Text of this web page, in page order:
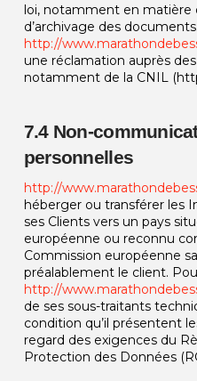
loi, notamment en matière
d’archivage des
http://
une réclamation auprès
notamment de la CNIL
7.4 Non-
personnelles
http://
héberger ou transférer les
ses Clients vers un pays
européenne ou reconnu
Commission européenne
préalablement le client.
http://
de ses sous-traitants
condition qu’il présentent
regard des exigences du
Protection des Données